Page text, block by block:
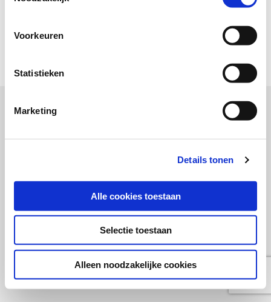
Voorkeuren
Statistieken
Marketing
Details tonen
Alle cookies toestaan
Selectie toestaan
Alleen noodzakelijke cookies